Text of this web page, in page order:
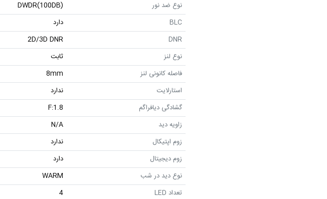
نوع ضد نور
DWDR(100DB)
BLC
دارد
DNR
2D/3D DNR
نوع لنز
ثابت
فاصله کانونی لنز
8mm
استارلایت
ندارد
گشادگی دیافراگم
F:1.8
زاویه دید
N/A
زوم اپتیکال
ندارد
زوم دیجیتال
دارد
نوع دید در شب
WARM
تعداد LED
4